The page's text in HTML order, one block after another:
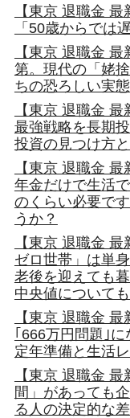
【東京 退職金
「50歳からでは
【東京 退職金
第。現代の「姥
ちの恐ろしい実態
【東京 退職金
最強戦略を長期
投資の見つけ方と
【東京 退職金
年金だけで生活
のくらい必要で
うか？
【東京 退職金
ゼロ世帯」は単
老後を迎えても
中央値について
【東京 退職金
｢666万円問題｣
定年準備と生活
【東京 退職金
間」があっても
る人の決定的な差